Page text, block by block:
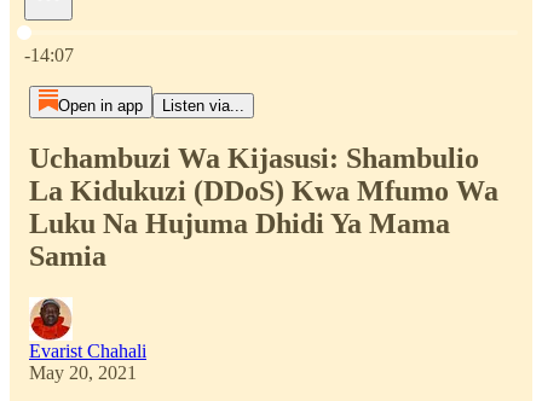
Current time: 0:00 / Total time: -14:07
-14:07
Open in app Listen via...
Uchambuzi Wa Kijasusi: Shambulio
La Kidukuzi (DDoS) Kwa Mfumo Wa
Luku Na Hujuma Dhidi Ya Mama
Samia
Evarist Chahali
May 20, 2021